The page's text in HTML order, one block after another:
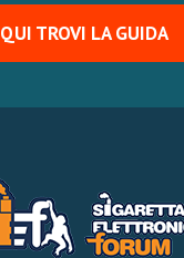
QUI TROVI LA GUIDA